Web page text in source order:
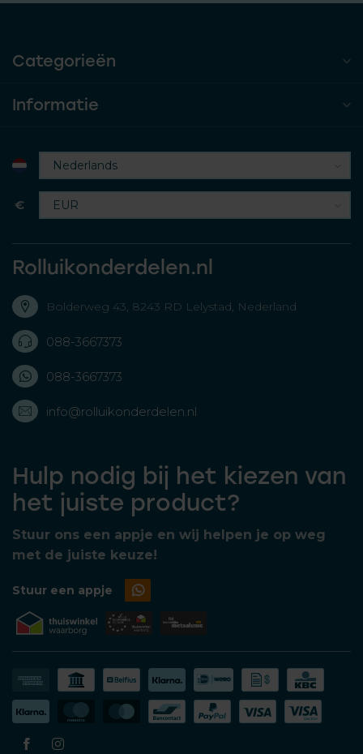
Categorieën
Informatie
€
Rolluikonderdelen.nl
Bolderweg 43, 8243 RD Lelystad, Nederland
088-3667373
088-3667373
info@rolluikonderdelen.nl
Hulp nodig bij het kiezen van
het juiste product?
Stuur ons een appje en wij helpen je op weg
met de juiste keuze!
Stuur een appje